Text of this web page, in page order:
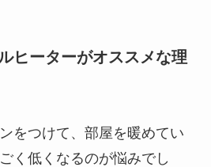
ヒーターがオススメな理
をつけて、部屋を暖めてい
く低くなるのが悩みでし